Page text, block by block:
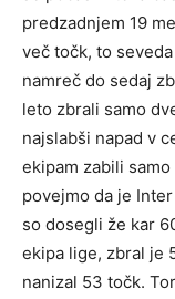
predzadnjem 19
več točk, to
namreč do sedaj
leto zbrali samo
najslabši napad v
ekipam zabili
povejmo da je
so dosegli že kar
ekipa lige, zbral je
nanizal 53 točk.